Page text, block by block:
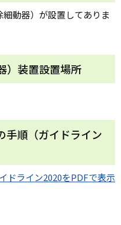
動器）が設置してありま
）装置設置場所
手順（ガイドライン
ドライン2020をPDFで表示